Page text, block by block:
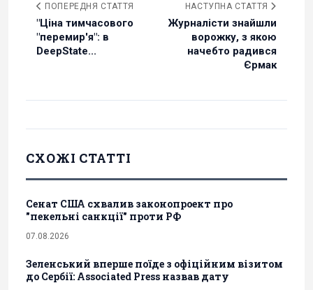
ПОПЕРЕДНЯ СТАТТЯ
"Ціна тимчасового
"перемир'я": в
DeepState...
НАСТУПНА СТАТТЯ
Журналісти знайшли
ворожку, з якою
начебто радився
Єрмак
СХОЖІ СТАТТІ
Сенат США схвалив законопроект про
"пекельні санкції" проти РФ
07.08.2026
Зеленський вперше поїде з офіційним візитом
до Сербії: Associated Press назвав дату